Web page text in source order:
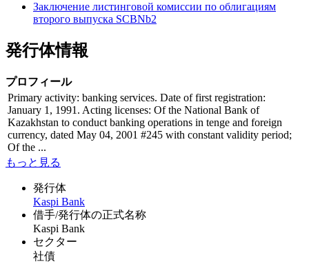
Заключение листинговой комиссии по облигациям
второго выпуска SCBNb2
発行体情報
プロフィール
Primary activity: banking services. Date of first registration:
January 1, 1991. Acting licenses: Of the National Bank of
Kazakhstan to conduct banking operations in tenge and foreign
currency, dated May 04, 2001 #245 with constant validity period;
Of the ...
もっと見る
発行体
Kaspi Bank
借手/発行体の正式名称
Kaspi Bank
セクター
社債